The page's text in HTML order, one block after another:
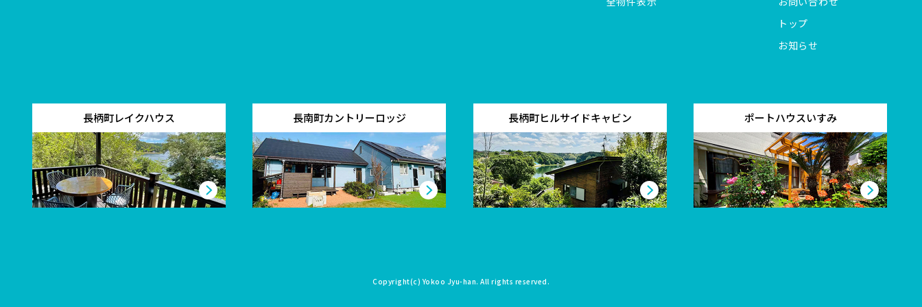
トップ
お知らせ
長柄町レイクハウス 長南町カントリーロッジ 長柄町ヒルサイドキャビン ポートハウスいすみ
Copyright(c)Yokoo Jyu-han. All rights reserved.